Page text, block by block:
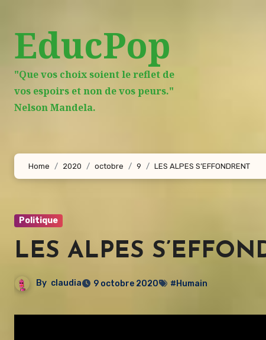
contenu
principal
EducPop
"Que vos choix soient le reflet de
vos espoirs et non de vos peurs."
Nelson Mandela.
Home 2020 octobre 9 LES ALPES S’EFFONDRENT
Politique
LES ALPES
By claudia 9 octobre 2020 #Humain